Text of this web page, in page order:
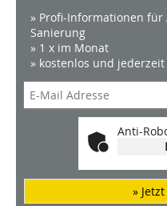
» Profi-Informationen für
Sanierung
» 1 x im Monat
» kostenlos und
Anti-
»